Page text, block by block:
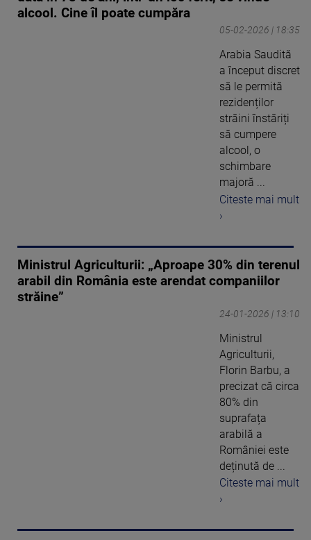
alcool. Cine îl poate cumpăra
05-02-2026 | 18:35
Arabia Saudită
a început discret
să le permită
rezidenților
străini înstăriți
să cumpere
alcool, o
schimbare
majoră ...
Citeste mai mult
›
Ministrul Agriculturii: „Aproape 30% din terenul
arabil din România este arendat companiilor
străine”
24-01-2026 | 13:10
Ministrul
Agriculturii,
Florin Barbu, a
precizat că circa
80% din
suprafața
arabilă a
României este
deținută de ...
Citeste mai mult
›